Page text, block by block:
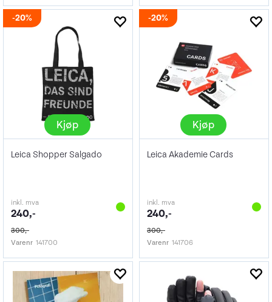
20%
Kjøp
Leica Shopper Salgado
inkl. mva
240,-
300,-
Varenr 141700
20%
Kjøp
Leica Akademie Cards
inkl. mva
240,-
300,-
Varenr 141706